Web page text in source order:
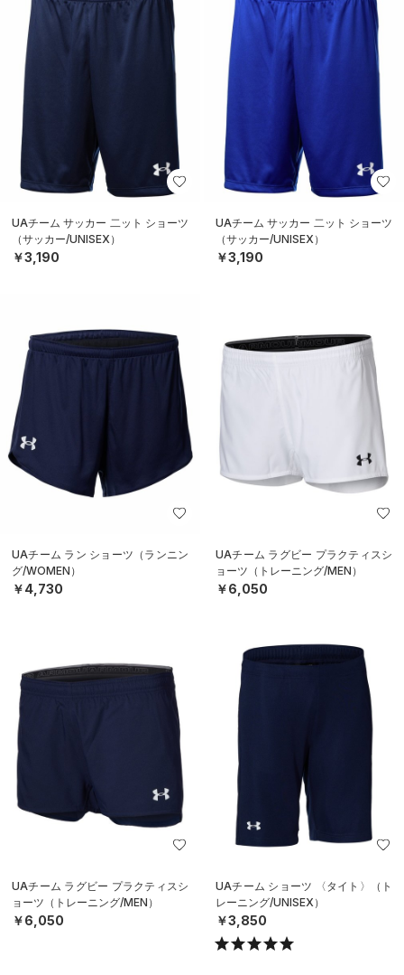
UAチーム サッカー 二ット ショーツ
（サッカー/UNISEX）
￥3,190
UAチーム サッカー 二ット ショーツ
（サッカー/UNISEX）
￥3,190
UAチーム ラン ショーツ（ランニン
グ/WOMEN）
￥4,730
UAチーム ラグビー プラクティスシ
ョーツ（トレーニング/MEN）
￥6,050
UAチーム ラグビー プラクティスシ
ョーツ（トレーニング/MEN）
￥6,050
UAチーム ショーツ 〈タイト〉（ト
レーニング/UNISEX）
￥3,850